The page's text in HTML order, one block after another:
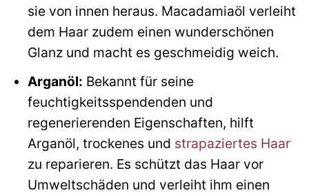
sie von innen heraus. Macadamiaöl verleiht
dem Haar zudem einen wunderschönen
Glanz und macht es geschmeidig weich.
Arganöl: Bekannt für seine
feuchtigkeitsspendenden und
regenerierenden Eigenschaften, hilft
Arganöl, trockenes und strapaziertes Haar
zu reparieren. Es schützt das Haar vor
Umweltschäden und verleiht ihm einen